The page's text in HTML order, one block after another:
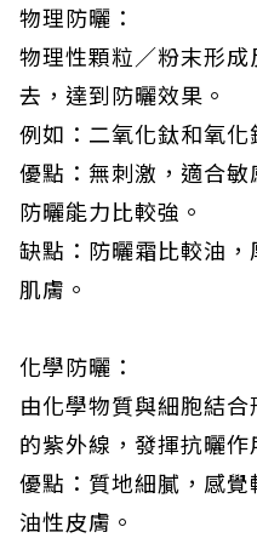
物理防曬：
物理性顆粒／粉末形
去，達到防曬效果。
例如：二氧化鈦和氧化
優點：無刺激，適合敏
防曬能力比較強。
缺點：防曬霜比較油
肌膚。
化學防曬：
由化學物質與細胞結
的紫外線，發揮抗曬作
優點：質地細膩，感
油性皮膚。